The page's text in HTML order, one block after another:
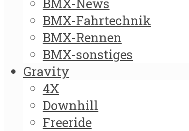
BMX-Fahrtechnik
BMX-Rennen
BMX-sonstiges
Gravity
4X
Downhill
Freeride